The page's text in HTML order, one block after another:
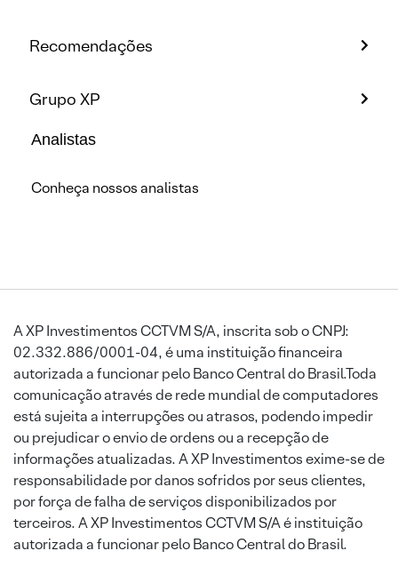
Recomendações
Grupo XP
Analistas
Conheça nossos analistas
A XP Investimentos CCTVM S/A, inscrita sob o CNPJ:
02.332.886/0001-04, é uma instituição financeira
autorizada a funcionar pelo Banco Central do Brasil.Toda
comunicação através de rede mundial de computadores
está sujeita a interrupções ou atrasos, podendo impedir
ou prejudicar o envio de ordens ou a recepção de
informações atualizadas. A XP Investimentos exime-se de
responsabilidade por danos sofridos por seus clientes,
por força de falha de serviços disponibilizados por
terceiros. A XP Investimentos CCTVM S/A é instituição
autorizada a funcionar pelo Banco Central do Brasil.